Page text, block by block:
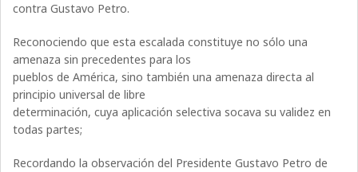
contra Gustavo Petro.
Reconociendo que esta escalada constituye no sólo una
amenaza sin precedentes para los
pueblos de América, sino también una amenaza directa al
principio universal de libre
determinación, cuya aplicación selectiva socava su validez en
todas partes;
Recordando la observación del Presidente Gustavo Petro de